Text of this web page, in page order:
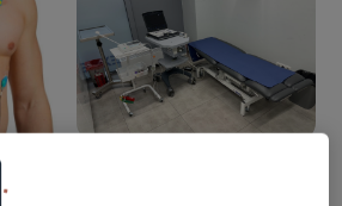
naczyniowych. W gabinecie
wykonuję badania kardiologiczne:
Holter EKG, "Holter"
"zajmować się każdym
jak chciałbym, by kto inny
bliskimi". Pozazawodowo –
z zamiłowania.